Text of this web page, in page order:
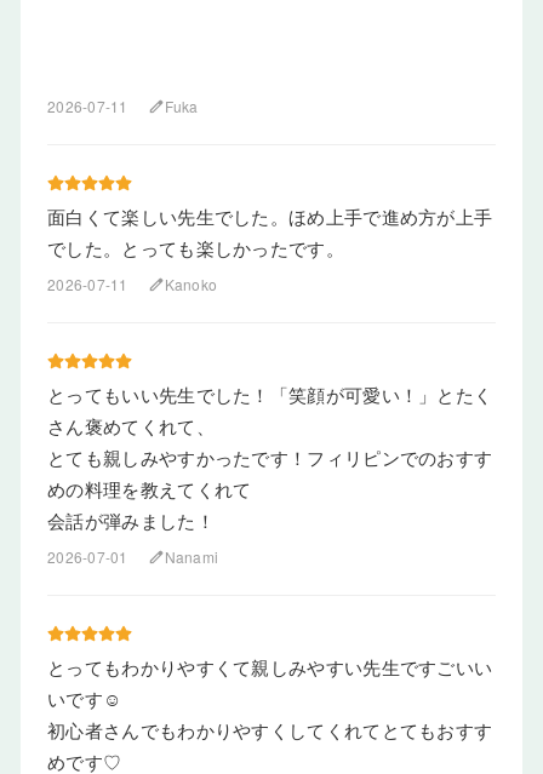
2026-07-11 editFuka
面白くて楽しい先生でした。ほめ上手で進め方が上手
でした。とっても楽しかったです。
2026-07-11 editKanoko
とってもいい先生でした！「笑顔が可愛い！」とたく
さん褒めてくれて、
とても親しみやすかったです！フィリピンでのおすす
めの料理を教えてくれて
会話が弾みました！
2026-07-01 editNanami
とってもわかりやすくて親しみやすい先生ですごいい
いです☺️
初心者さんでもわかりやすくしてくれてとてもおすす
めです♡